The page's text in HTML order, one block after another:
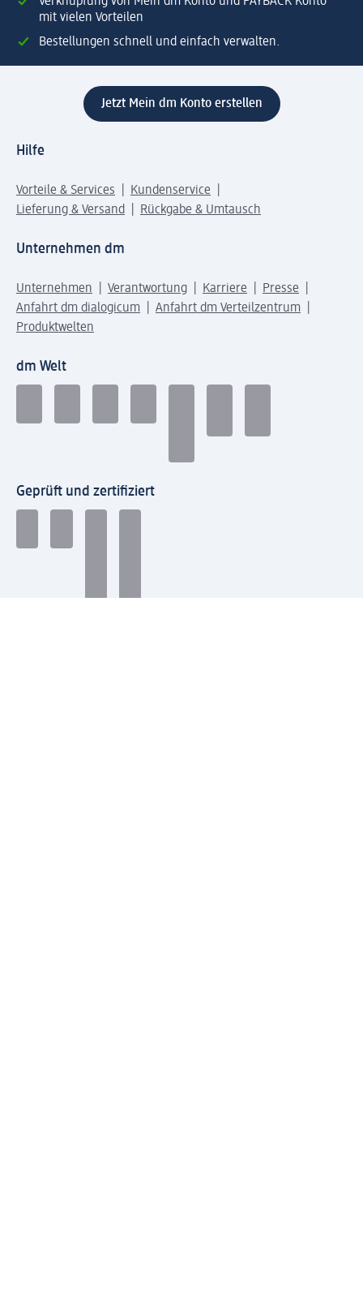
mit vielen Vorteilen
Bestellungen schnell und einfach verwalten.
Jetzt Mein dm Konto erstellen
Hilfe
Vorteile & Services
Kundenservice
Lieferung & Versand
Rückgabe & Umtausch
Unternehmen dm
Unternehmen Verantwortung Karriere
Presse
Anfahrt dm dialogicum
Anfahrt dm Verteilzentrum
Produktwelten
dm Welt
Geprüft und zertifiziert